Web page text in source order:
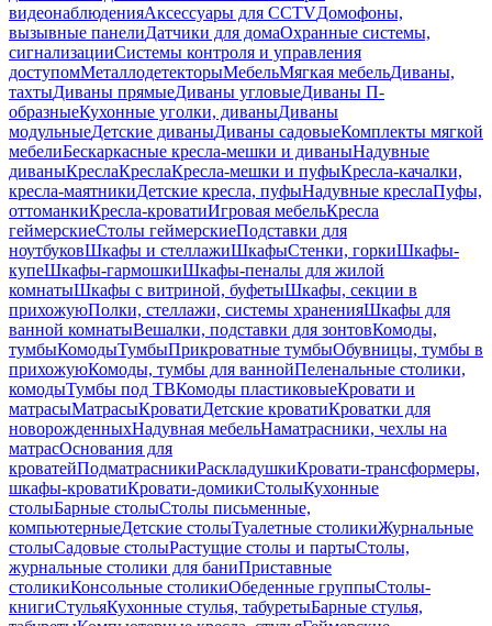
видеонаблюденияАксессуары для CCTVДомофоны,
вызывные панелиДатчики для домаОхранные системы,
сигнализацииСистемы контроля и управления
доступомМеталлодетекторыМебельМягкая мебельДиваны,
тахтыДиваны прямыеДиваны угловыеДиваны П-
образныеКухонные уголки, диваныДиваны
модульныеДетские диваныДиваны садовыеКомплекты мягкой
мебелиБескаркасные кресла-мешки и диваныНадувные
диваныКреслаКреслаКресла-мешки и пуфыКресла-качалки,
кресла-маятникиДетские кресла, пуфыНадувные креслаПуфы,
оттоманкиКресла-кроватиИгровая мебельКресла
геймерскиеСтолы геймерскиеПодставки для
ноутбуковШкафы и стеллажиШкафыСтенки, горкиШкафы-
купеШкафы-гармошкиШкафы-пеналы для жилой
комнатыШкафы с витриной, буфетыШкафы, секции в
прихожуюПолки, стеллажи, системы храненияШкафы для
ванной комнатыВешалки, подставки для зонтовКомоды,
тумбыКомодыТумбыПрикроватные тумбыОбувницы, тумбы в
прихожуюКомоды, тумбы для ваннойПеленальные столики,
комодыТумбы под ТВКомоды пластиковыеКровати и
матрасыМатрасыКроватиДетские кроватиКроватки для
новорожденныхНадувная мебельНаматрасники, чехлы на
матрасОснования для
кроватейПодматрасникиРаскладушкиКровати-трансформеры,
шкафы-кроватиКровати-домикиСтолыКухонные
столыБарные столыСтолы письменные,
компьютерныеДетские столыТуалетные столикиЖурнальные
столыСадовые столыРастущие столы и партыСтолы,
журнальные столики для баниПриставные
столикиКонсольные столикиОбеденные группыСтолы-
книгиСтульяКухонные стулья, табуретыБарные стулья,